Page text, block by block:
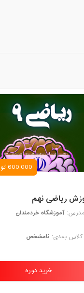
600,000 تومان
ریاضی نهم
مدرس: آموزشگاه خردمندان
کلاس بعدی: نامشخص
خرید دوره